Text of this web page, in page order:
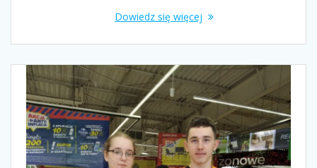
Dowiedz się więcej